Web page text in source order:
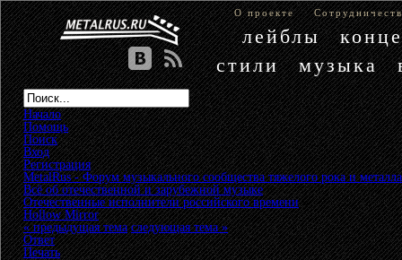
О проекте
лейблы
стили
музыка
Начало
Помощь
Поиск
Вход
Регистрация
MetalRus - Форум музыкального сообщества тяжелого рока и металла
Всё об отечественной и зарубежной музыке»
Отечественные исполнители российского времени»
Hollow Mirror
« предыдущая тема следующая тема »
Ответ
Печать